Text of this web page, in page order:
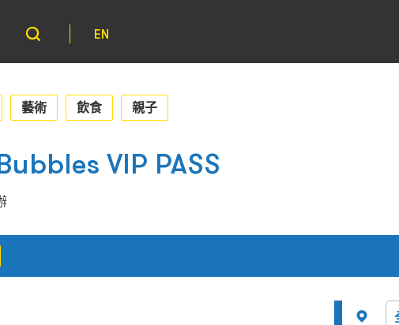
EN
藝術 飲食 親子
VIP PASS